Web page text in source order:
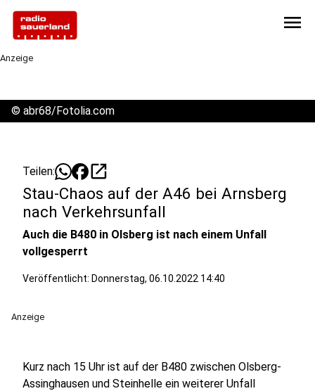
menu
Anzeige
© abr68/Fotolia.com
Teilen: open_in_new
Stau-Chaos auf der A46 bei Arnsberg
nach Verkehrsunfall
Auch die B480 in Olsberg ist nach einem Unfall
vollgesperrt
Veröffentlicht: Donnerstag, 06.10.2022 14:40
Anzeige
Kurz nach 15 Uhr ist auf der B480 zwischen Olsberg-
Assinghausen und Steinhelle ein weiterer Unfall